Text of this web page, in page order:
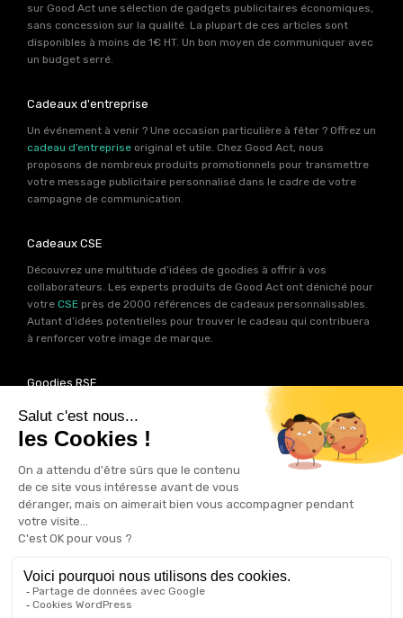
sur Good Act une sélection de gadgets publicitaires économiques,
sans concession sur la qualité. La plupart de ces articles sont
disponibles à moins de 1€ HT. Un bon moyen de communiquer avec
un budget serré.
Cadeaux d'entreprise
Un événement à venir ? Une occasion particulière à fêter ? Offrez un
cadeau d’entreprise original et utile. Chez Good Act, nous
proposons de nombreux produits promotionnels pour transmettre
votre message publicitaire personnalisé dans le cadre de votre
campagne de communication.
Cadeaux CSE
Découvrez une multitude d’idées de goodies à offrir à vos
collaborateurs. Les experts produits de Good Act ont déniché pour
votre CSE près de 2000 références de cadeaux personnalisables.
Autant d’idées potentielles pour trouver le cadeau qui contribuera
à renforcer votre image de marque.
Goodies RSE
Vous souhaitez communiquer en accord avec vos valeurs ? Ca
tombe bien ! Un grand nombre de produits présents sur Good Act
sont fabriqués en France et en Europe.
Notre sélection RSEvous
permet de trouver un goodies parfait pour votre campagne de
communication. Des produits fabriqués avec amour dans de
bonnes conditions et un impact limité sur la planête.